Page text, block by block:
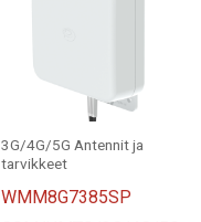
3G/4G/5G Antennit ja
tarvikkeet
WMM8G7385SP